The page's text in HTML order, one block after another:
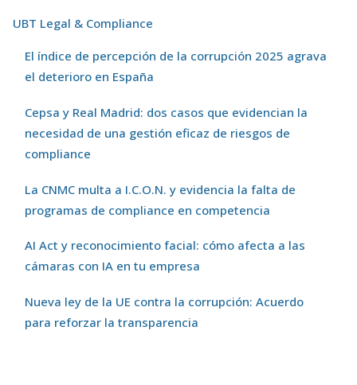
UBT Legal & Compliance
El índice de percepción de la corrupción 2025 agrava
el deterioro en España
Cepsa y Real Madrid: dos casos que evidencian la
necesidad de una gestión eficaz de riesgos de
compliance
La CNMC multa a I.C.O.N. y evidencia la falta de
programas de compliance en competencia
AI Act y reconocimiento facial: cómo afecta a las
cámaras con IA en tu empresa
Nueva ley de la UE contra la corrupción: Acuerdo
para reforzar la transparencia